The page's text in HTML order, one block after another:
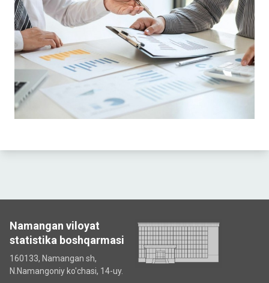
Namangan viloyat
statistika boshqarmasi
160133, Namangan sh,
N.Namangoniy ko'chasi, 14-uy.